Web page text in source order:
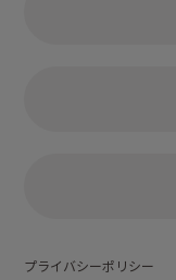
プライバシーポリシー